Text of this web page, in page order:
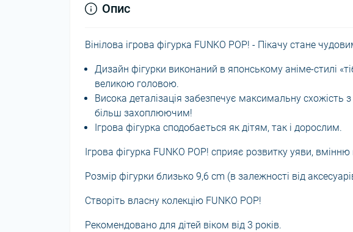
Опис
Вінілова ігрова фігурка FUNKO POP! - Пікачу стане
Дизайн фігурки виконаний в японському аніме-стилі
великою головою.
Висока деталізація забезпечує максимальну схожість
більш захоплюючим!
Ігрова фігурка сподобається як дітям, так і дорослим.
Ігрова фігурка FUNKO POP! сприяє розвитку уяви,
Розмір фігурки близько 9,6 cm (в залежності від
Створіть власну колекцію FUNKO POP!
Рекомендовано для дітей віком від 3 років.